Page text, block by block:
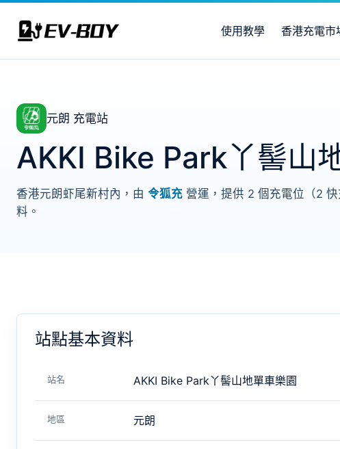
使用教學 香港充電市
元朗 充電站
AKKI Bike Park丫髻山
香港元朗虾尾新村內，由 令狐充 營運，提供 2 個充電位（2
料。
站點基本資料
站名 AKKI Bike Park丫髻山地單車樂園
地區 元朗